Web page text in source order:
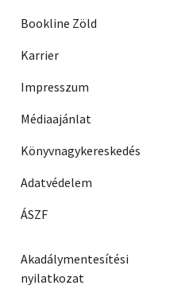
Bookline Zöld
Karrier
Impresszum
Médiaajánlat
Könyvnagykereskedés
Adatvédelem
ÁSZF
Akadálymentesítési
nyilatkozat